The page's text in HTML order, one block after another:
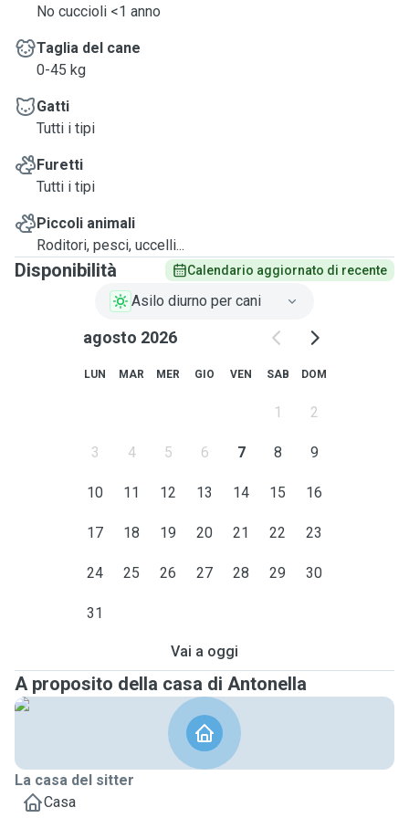
estranei alla sua famiglia. Se necessita di
iperattivo, se gratta sulle porte o mangia tessuti o
oggetti, sostanzialmente se pur avendo più di un anno
ha comportamenti da cucciolo, perché purtroppo la
mia casa non è adatta ad ospitare cuccioli o cani con
queste attitudini.
PITBULL, AMERICAN STAFFORDSHIRE TERRIER. E
neppure di cuccioli 🐶. Le visite a domicilio, come le
accordi.
No cuccioli <1 anno
Taglia del cane
0-45 kg
Gatti
Tutti i tipi
Furetti
Tutti i tipi
Piccoli animali
Roditori, pesci, uccelli...
Disponibilità Calendario aggiornato di recente
Asilo diurno per cani
agosto 2026
LUN MAR MER GIO VEN SAB DOM
1 2
3 4 5 6 7 8 9
10 11 12 13 14 15 16
17 18 19 20 21 22 23
24 25 26 27 28 29 30
31
Vai a oggi
A proposito della casa di Antonella
La casa del sitter
Casa